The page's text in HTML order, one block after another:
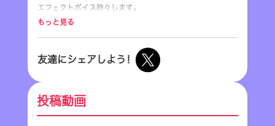
エフェクトボイス時々します。
歌中心の癒し時間をお届けします✨
もっと見る
友達にシェアしよう！
投稿動画